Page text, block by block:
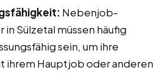
Nebenjob-
in Sülzetal müssen häufig
sein, um ihre
ihrem Hauptjob oder anderen